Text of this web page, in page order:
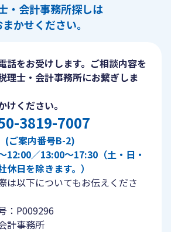
・会計事務所探しは
まかせください。
話をお受けします。ご相談内容を
理士・会計事務所にお繋ぎしま
けください。
3819-7007
(ご案内番号B-2)
12:00／13:00〜17:30（土・日・
日を除きます。）
は以下についてもお伝えくださ
：P009296
計事務所